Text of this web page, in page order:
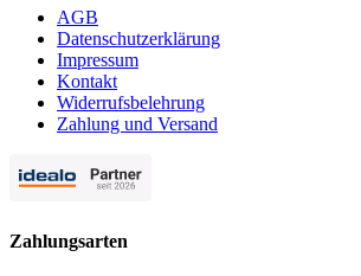
AGB
Datenschutzerklärung
Impressum
Kontakt
Widerrufsbelehrung
Zahlung und Versand
Zahlungsarten